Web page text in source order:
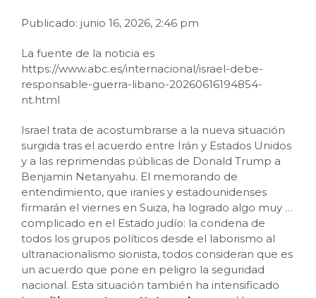
Publicado: junio 16, 2026, 2:46 pm
La fuente de la noticia es
https://www.abc.es/internacional/israel-debe-
responsable-guerra-libano-20260616194854-
nt.html
Israel trata de acostumbrarse a la nueva situación
surgida tras el acuerdo entre Irán y Estados Unidos
y a las reprimendas públicas de Donald Trump a
Benjamin Netanyahu. El memorando de
entendimiento, que iraníes y estadounidenses
firmarán el viernes en Suiza, ha logrado algo muy …
complicado en el Estado judío: la condena de
todos los grupos políticos desde el laborismo al
ultranacionalismo sionista, todos consideran que es
un acuerdo que pone en peligro la seguridad
nacional. Esta situación también ha intensificado